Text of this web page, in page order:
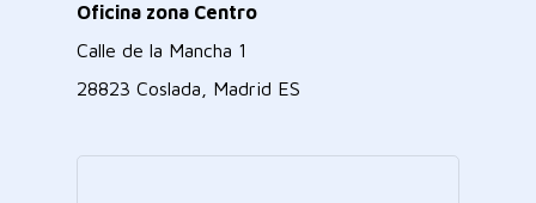
Oficina zona Centro
Calle de la Mancha 1
28823 Coslada, Madrid ES